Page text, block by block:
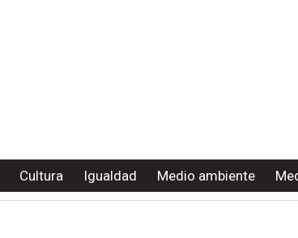
Cultura Igualdad Medio ambiente